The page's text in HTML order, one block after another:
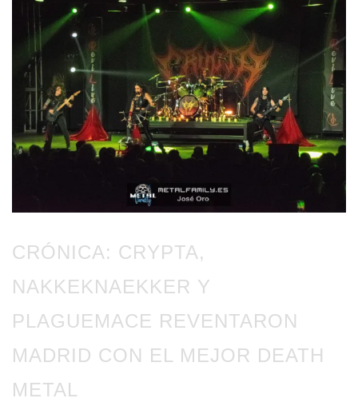
CRÓNICA: CRYPTA,
NAKKEKNAEKKER Y
PLAGUEMACE REVENTARON
MADRID CON EL MEJOR DEATH
METAL